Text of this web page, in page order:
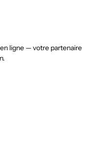
ligne — votre partenaire